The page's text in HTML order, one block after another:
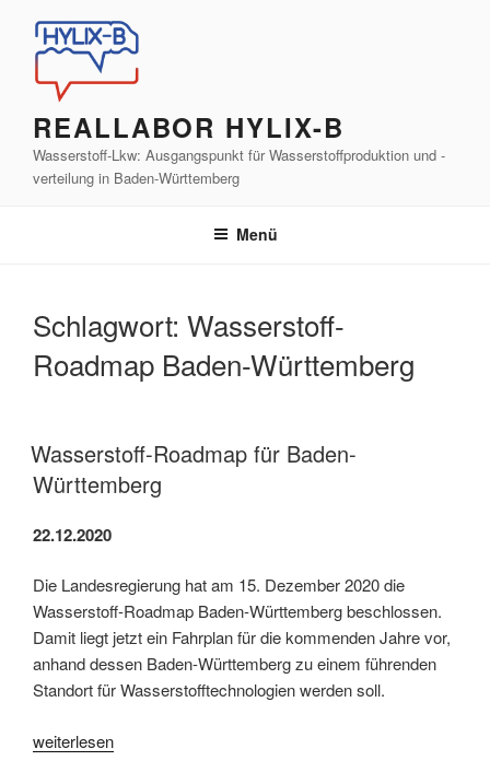
Inhalt
springen
REALLABOR HYLIX-B
Wasserstoff-Lkw: Ausgangspunkt für Wasserstoffproduktion und -
verteilung in Baden-Württemberg
Menü
Schlagwort: Wasserstoff-
Roadmap Baden-Württemberg
Wasserstoff-Roadmap für Baden-
Württemberg
22.12.2020
Die Landesregierung hat am 15. Dezember 2020 die
Wasserstoff-Roadmap Baden-Württemberg beschlossen.
Damit liegt jetzt ein Fahrplan für die kommenden Jahre vor,
anhand dessen Baden-Württemberg zu einem führenden
Standort für Wasserstofftechnologien werden soll.
„Wasserstoff-
weiterlesen